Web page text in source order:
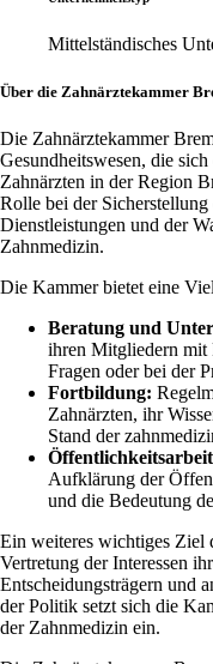
Mittelständisches
Über die Zahnärztekammer
Die Zahnärztekammer
Gesundheitswesen, die
Zahnärzten in der Region
Rolle bei der
Dienstleistungen und der
Zahnmedizin.
Die Kammer bietet eine
Beratung und
ihren Mitgliedern mit
Fragen oder bei der
Fortbildung:
Zahnärzten, ihr
Stand der
Aufklärung der
und die Bedeutung
Ein weiteres wichtiges Ziel
Vertretung der Interessen
Entscheidungsträgern und
der Politik setzt sich die
der Zahnmedizin ein.